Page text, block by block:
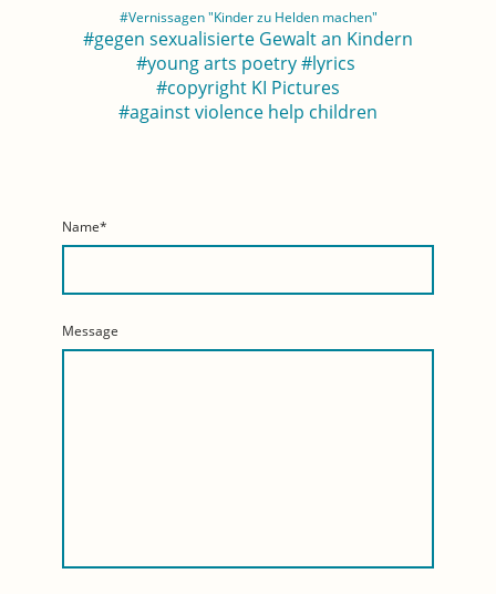
#Vernissagen "Kinder zu Helden machen"
#gegen sexualisierte Gewalt an Kindern
#young arts poetry #lyrics
#copyright KI Pictures
#against violence help children
Name*
Message